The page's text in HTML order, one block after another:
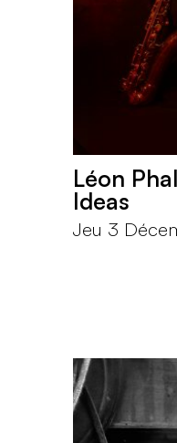
Léon
Ideas
Jeu 3